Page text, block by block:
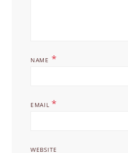
NAME *
EMAIL *
WEBSITE